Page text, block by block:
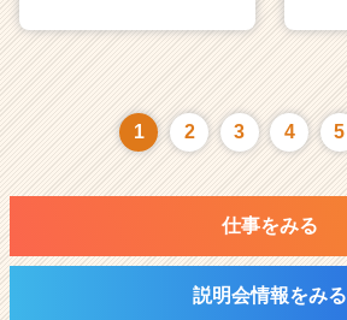
1 2 3 4 5
仕事をみる
説明会情報をみる